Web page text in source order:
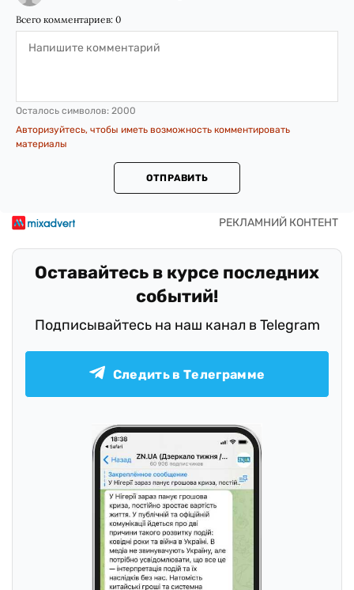
Всего комментариев: 0
Осталось символов: 2000
Авторизуйтесь, чтобы иметь возможность комментировать
материалы
ОТПРАВИТЬ
Оставайтесь в курсе последних
событий!
Подписывайтесь на наш канал в Telegram
Следить в Телеграмме